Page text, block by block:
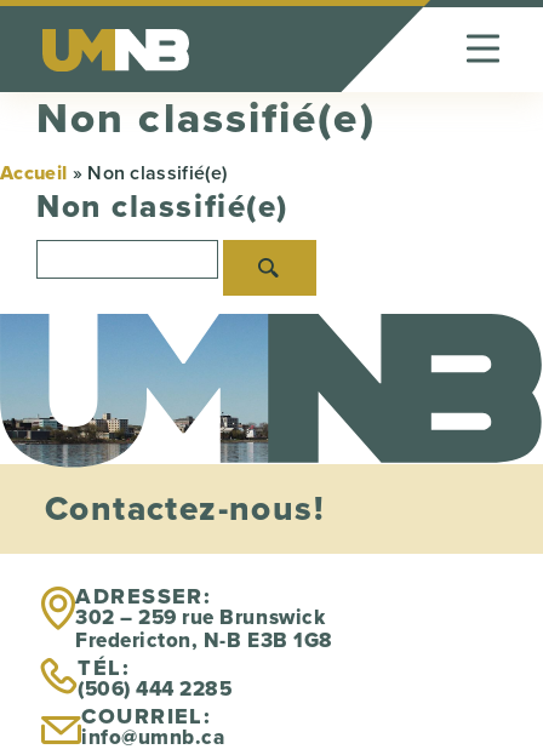
Skip to Content
Non classifié(e)
Accueil » Non classifié(e)
Non classifié(e)
Contactez-nous!
ADRESSER:
302 – 259 rue Brunswick
Fredericton, N-B E3B 1G8
TÉL:
(506) 444 2285
COURRIEL:
info@umnb.ca